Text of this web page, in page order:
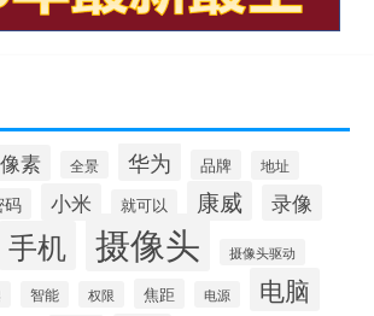
像素 全景 华为 品牌 地址
码 小米 就可以 康威 录像
手机 摄像头 摄像头驱动
智能 权限 焦距 电源 电脑